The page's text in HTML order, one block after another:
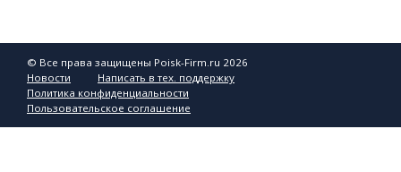
© Все права защищены Poisk-Firm.ru 2026
Новости
Написать в тех. поддержку
Политика конфиденциальности
Пользовательское соглашение